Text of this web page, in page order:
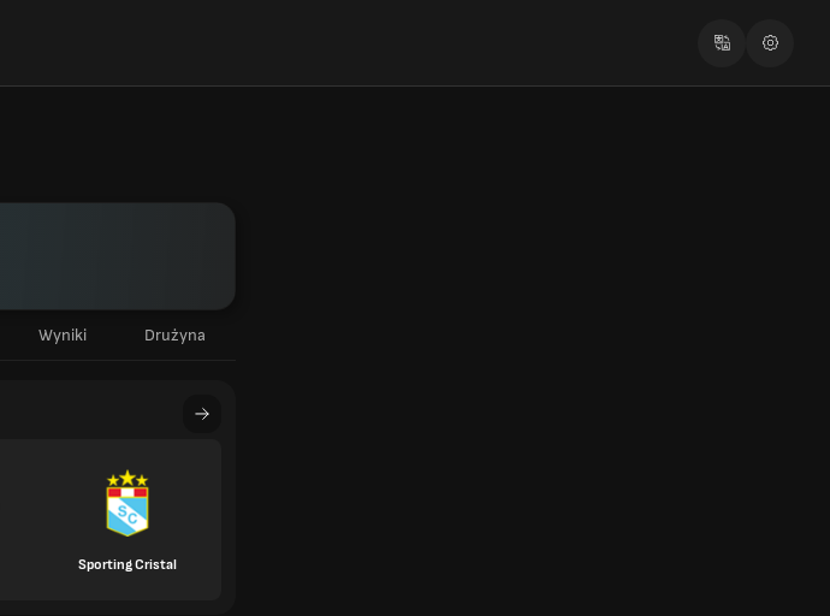
Wyniki Drużyna
Sporting Cristal